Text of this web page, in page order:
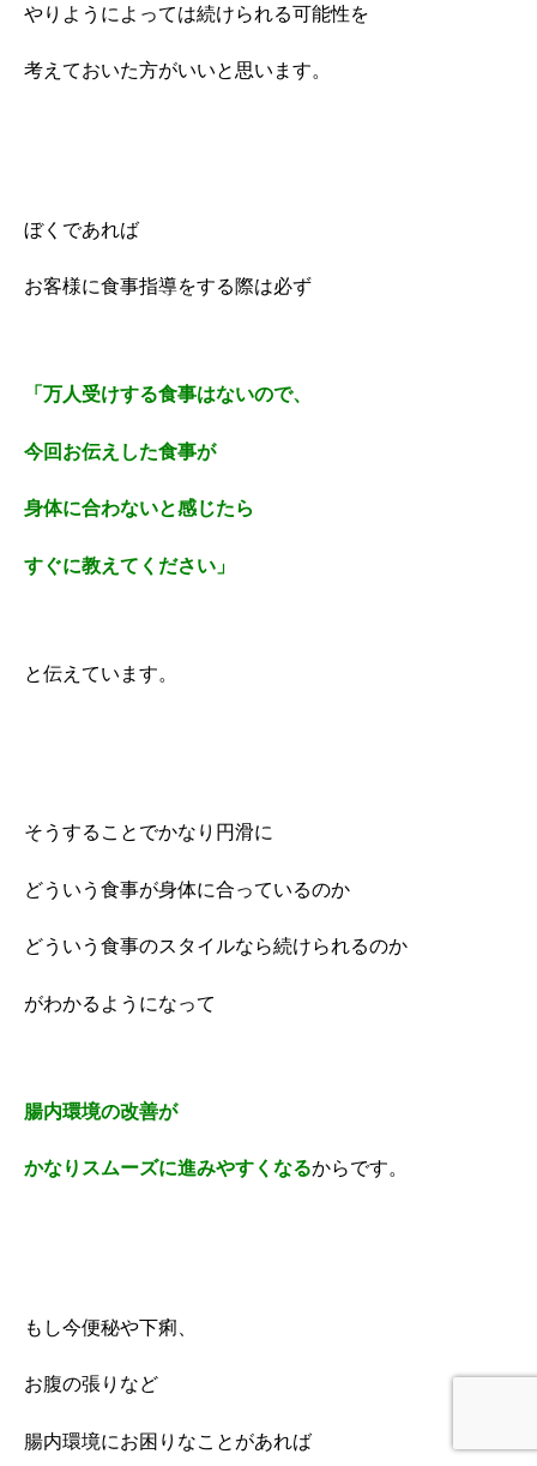
やりようによっては続けられる可能性を
考えておいた方がいいと思います。
ぼくであれば
お客様に食事指導をする際は必ず
「万人受けする食事はないので、
今回お伝えした食事が
身体に合わないと感じたら
すぐに教えてください」
と伝えています。
そうすることでかなり円滑に
どういう食事が身体に合っているのか
どういう食事のスタイルなら続けられるのか
がわかるようになって
腸内環境の改善が
かなりスムーズに進みやすくなるからです。
もし今便秘や下痢、
お腹の張りなど
腸内環境にお困りなことがあれば